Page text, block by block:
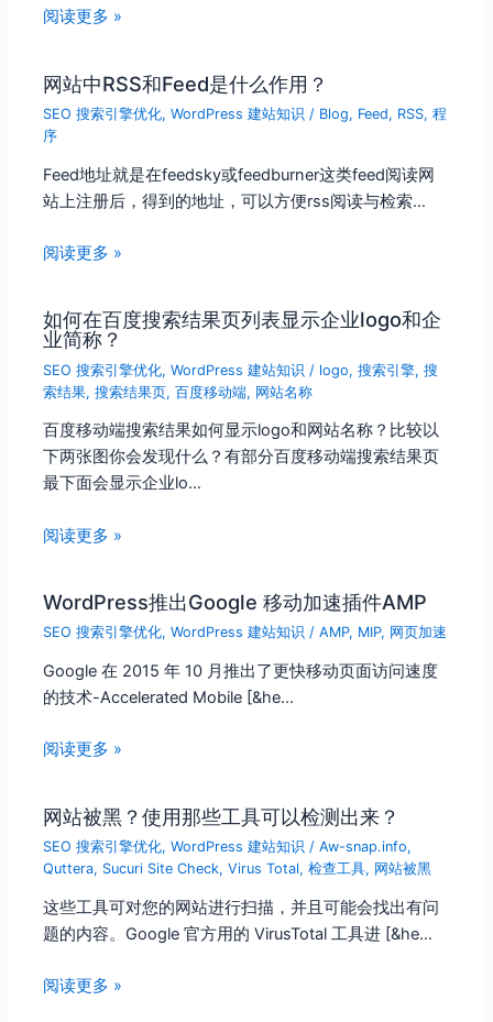
阅读更多 »
网站中RSS和Feed是什么作用？
SEO 搜索引擎优化,WordPress 建站知识 / Blog, Feed, RSS,程
序
Feed地址就是在feedsky或feedburner这类feed阅读网
站上注册后，得到的地址，可以方便rss阅读与检索…
阅读更多 »
如何在百度搜索结果页列表显示企业logo和企
业简称？
SEO 搜索引擎优化,WordPress 建站知识 / logo,搜索引擎,搜
索结果,搜索结果页,百度移动端, 网站名称
百度移动端搜索结果如何显示logo和网站名称？比较以
下两张图你会发现什么？有部分百度移动端搜索结果页
最下面会显示企业lo…
阅读更多 »
WordPress推出Google 移动加速插件AMP
SEO 搜索引擎优化,WordPress 建站知识 /AMP, MIP, 网页加速
Google 在 2015 年 10 月推出了更快移动页面访问速度
的技术-Accelerated Mobile [&he…
阅读更多 »
网站被黑？使用那些工具可以检测出来？
SEO 搜索引擎优化,WordPress 建站知识 /Aw-snap.info,
Quttera, Sucuri Site Check,Virus Total,检查工具, 网站被黑
这些工具可对您的网站进行扫描，并且可能会找出有问
题的内容。Google 官方用的 VirusTotal 工具进 [&he…
阅读更多 »